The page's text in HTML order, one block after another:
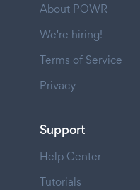
About POWR
We're hiring!
Terms of Service
Privacy
Support
Help Center
Tutorials